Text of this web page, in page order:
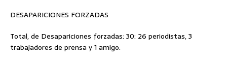
DESAPARICIONES FORZADAS
Total, de Desapariciones forzadas: 30: 26 periodistas, 3
trabajadores de prensa y 1 amigo.